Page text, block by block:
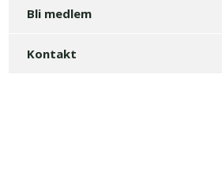
Bli medlem
Kontakt